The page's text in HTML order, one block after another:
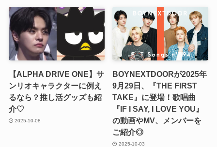
【ALPHA DRIVE ONE】サ
ンリオキャラクターに例え
るなら？推し活グッズも紹
介♡
2025-10-08
BOYNEXTDOORが2025年
9月29日、『THE FIRST
TAKE』に登場！歌唱曲
『IF I SAY, I LOVE YOU』
の動画やMV、メンバーを
ご紹介◎
2025-10-03